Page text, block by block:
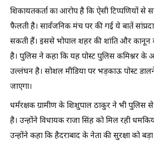
शिकायतकर्ता का आरोप है कि ऐसी टिप्पणियों
फैलती है। सार्वजनिक मंच पर की गई ये बातें
सकती हैं। इससे भोपाल शहर की शांति और कानून
है। पुलिस ने कहा कि यह पोस्ट पुलिस कमिश्नर के
उल्लंघन है। सोशल मीडिया पर भड़काऊ पोस्ट
जाएगा।
धर्मरक्षक ग्रामीण के शिशुपाल ठाकुर ने भी पुलिस से
है। उन्होंने विधायक राजा सिंह को मिल रही
उन्होंने कहा कि हैदराबाद के नेता की सुरक्षा को